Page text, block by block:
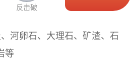
反击破
河卵石、大理石、矿渣、石
等